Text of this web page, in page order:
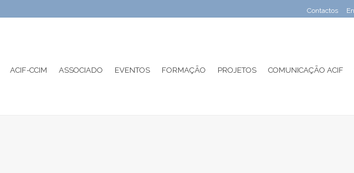
Contactos
ACIF-CCIM ASSOCIADO EVENTOS FORMAÇÃO PROJETOS COMUNICAÇÃO ACIF